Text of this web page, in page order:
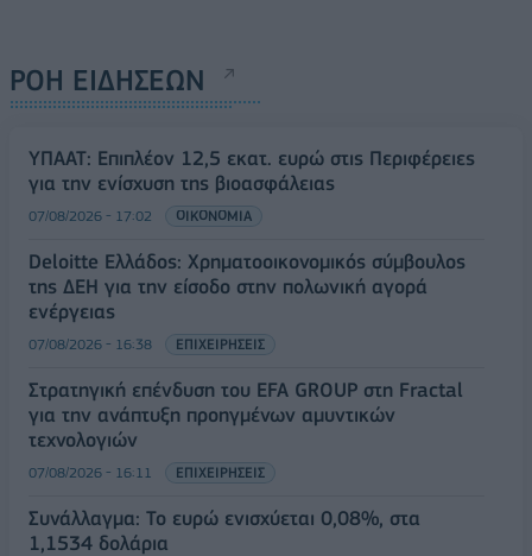
ΡΟΗ ΕΙΔΗΣΕΩΝ
ΥΠΑΑΤ: Επιπλέον 12,5 εκατ. ευρώ στις Περιφέρειες
για την ενίσχυση της βιοασφάλειας
07/08/2026 - 17:02 ΟΙΚΟΝΟΜΙΑ
Deloitte Ελλάδος: Χρηματοοικονομικός σύμβουλος
της ΔΕΗ για την είσοδο στην πολωνική αγορά
ενέργειας
07/08/2026 - 16:38 ΕΠΙΧΕΙΡΗΣΕΙΣ
Στρατηγική επένδυση του EFA GROUP στη Fractal
για την ανάπτυξη προηγμένων αμυντικών
τεχνολογιών
07/08/2026 - 16:11 ΕΠΙΧΕΙΡΗΣΕΙΣ
Συνάλλαγμα: Το ευρώ ενισχύεται 0,08%, στα
1,1534 δολάρια